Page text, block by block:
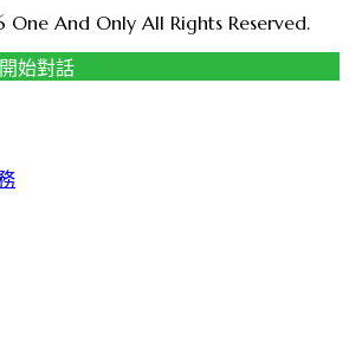
And Only All Rights Reserved.
始對話